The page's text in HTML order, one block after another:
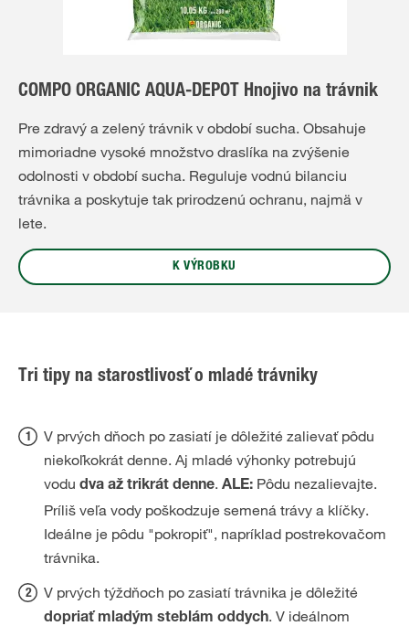
COMPO ORGANIC AQUA-DEPOT Hnojivo na trávnik
Pre zdravý a zelený trávnik v období sucha. Obsahuje
mimoriadne vysoké množstvo draslíka na zvýšenie
odolnosti v období sucha. Reguluje vodnú bilanciu
trávnika a poskytuje tak prirodzenú ochranu, najmä v
lete.
K VÝROBKU
Tri tipy na starostlivosť o mladé trávniky
V prvých dňoch po zasiatí je dôležité zalievať pôdu
niekoľkokrát denne. Aj mladé výhonky potrebujú
vodu dva až trikrát denne. ALE: Pôdu nezalievajte.
Príliš veľa vody poškodzuje semená trávy a klíčky.
Ideálne je pôdu "pokropiť", napríklad postrekovačom
trávnika.
V prvých týždňoch po zasiatí trávnika je dôležité
dopriať mladým steblám oddych. V ideálnom